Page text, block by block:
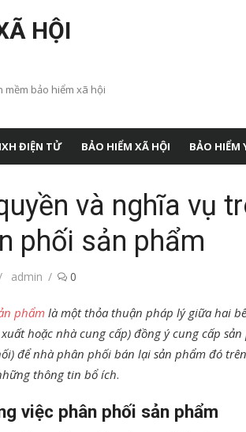
HỘI
bảo hiểm xã hội
ĐIỆN TỬ BẢO HIỂM XÃ HỘI BẢO HIỂM
và nghĩa vụ
phối sản phẩm
Tác
admin 0
phẩm là một thỏa thuận pháp lý giữa hai
hoặc nhà cung cấp) đồng ý cung cấp
để nhà phân phối bán lại sản phẩm đó
thông tin bổ ích.
việc phân phối sản phẩm